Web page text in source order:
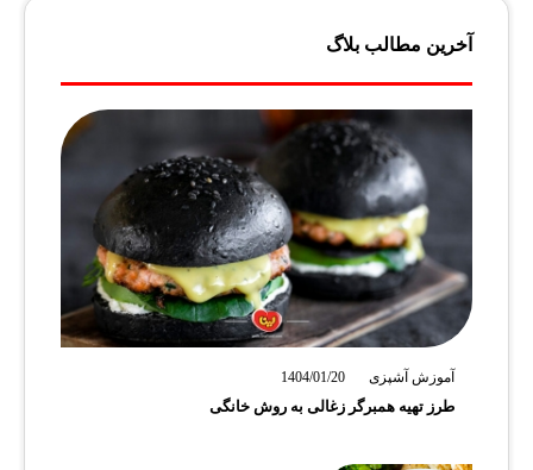
آخرین مطالب بلاگ
آموزش آشپزی 1404/01/20
طرز تهیه همبرگر زغالی به روش خانگی